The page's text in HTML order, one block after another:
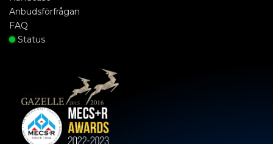
Anbudsförfrågan
FAQ
Status